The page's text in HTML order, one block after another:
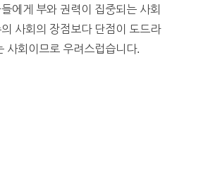
에게 부와 권력이 집중되는 사회
사회의 장점보다 단점이 도드라
사회이므로 우려스럽습니다.